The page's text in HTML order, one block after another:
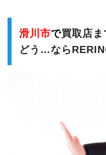
滑川市で買取店
どう…なら